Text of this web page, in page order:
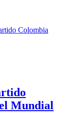
Mundial